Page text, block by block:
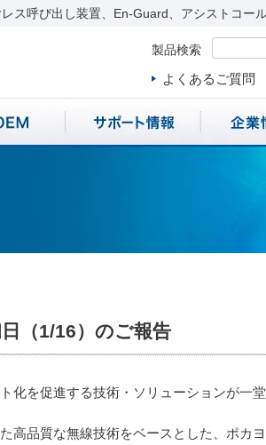
ス呼び出し装置、En-Guard、アシストコー
製品検索
よくあるご質問
（1/16）のご報告
化を促進する技術・ソリューションが一
高品質な無線技術をベースとした、ポカ